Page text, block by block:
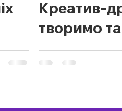
Креатив-
творимо та
вигадуємо!